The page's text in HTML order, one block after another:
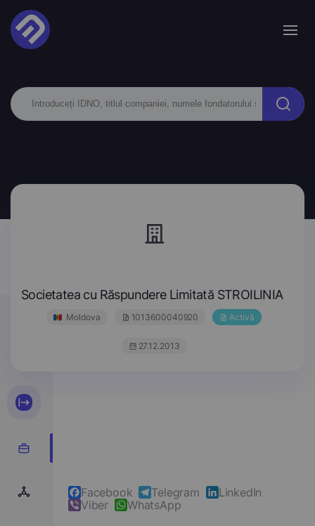
Societatea cu Răspundere Limitată STROILINIA
Moldova 1013600040920 Activă
27.12.2013
Facebook Telegram
LinkedIn
Viber
WhatsApp